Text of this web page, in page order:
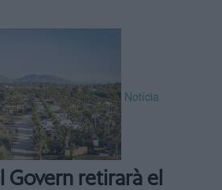
Notícia
Govern retirarà el